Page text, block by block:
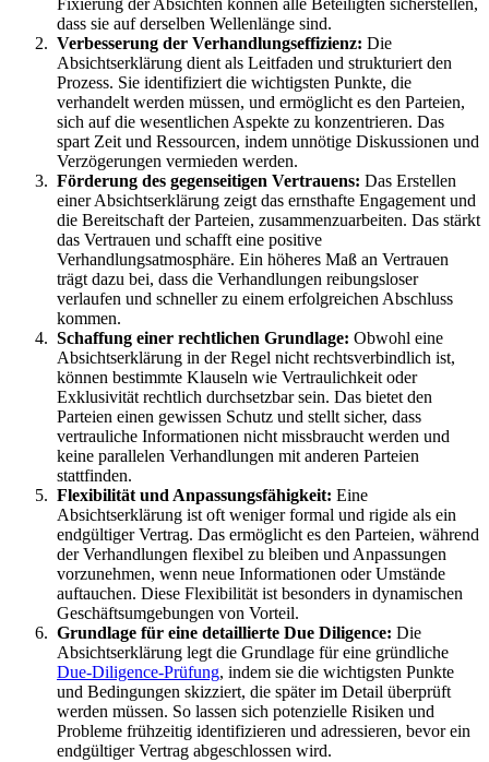
Fixierung der Absichten können alle Beteiligten sicherstellen,
dass sie auf derselben Wellenlänge sind.
Verbesserung der Verhandlungseffizienz: Die
Absichtserklärung dient als Leitfaden und strukturiert den
Prozess. Sie identifiziert die wichtigsten Punkte, die
verhandelt werden müssen, und ermöglicht es den Parteien,
sich auf die wesentlichen Aspekte zu konzentrieren. Das
spart Zeit und Ressourcen, indem unnötige Diskussionen und
Verzögerungen vermieden werden.
Förderung des gegenseitigen Vertrauens: Das Erstellen
einer Absichtserklärung zeigt das ernsthafte Engagement und
die Bereitschaft der Parteien, zusammenzuarbeiten. Das stärkt
das Vertrauen und schafft eine positive
Verhandlungsatmosphäre. Ein höheres Maß an Vertrauen
trägt dazu bei, dass die Verhandlungen reibungsloser
verlaufen und schneller zu einem erfolgreichen Abschluss
kommen.
Schaffung einer rechtlichen Grundlage: Obwohl eine
Absichtserklärung in der Regel nicht rechtsverbindlich ist,
können bestimmte Klauseln wie Vertraulichkeit oder
Exklusivität rechtlich durchsetzbar sein. Das bietet den
Parteien einen gewissen Schutz und stellt sicher, dass
vertrauliche Informationen nicht missbraucht werden und
keine parallelen Verhandlungen mit anderen Parteien
stattfinden.
Flexibilität und Anpassungsfähigkeit: Eine
Absichtserklärung ist oft weniger formal und rigide als ein
endgültiger Vertrag. Das ermöglicht es den Parteien, während
der Verhandlungen flexibel zu bleiben und Anpassungen
vorzunehmen, wenn neue Informationen oder Umstände
auftauchen. Diese Flexibilität ist besonders in dynamischen
Geschäftsumgebungen von Vorteil.
Grundlage für eine detaillierte Due Diligence: Die
Absichtserklärung legt die Grundlage für eine gründliche
Due-Diligence-Prüfung, indem sie die wichtigsten Punkte
und Bedingungen skizziert, die später im Detail überprüft
werden müssen. So lassen sich potenzielle Risiken und
Probleme frühzeitig identifizieren und adressieren, bevor ein
endgültiger Vertrag abgeschlossen wird.